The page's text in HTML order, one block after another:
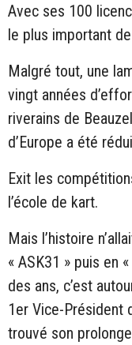
Avec ses 100
le plus important
Malgré tout, une
vingt années
riverains de
d’Europe a été
Exit les
l’école de kart.
Mais l’histoire
« ASK31 » puis en
des ans, c’est
1er Vice-Président
trouvé son